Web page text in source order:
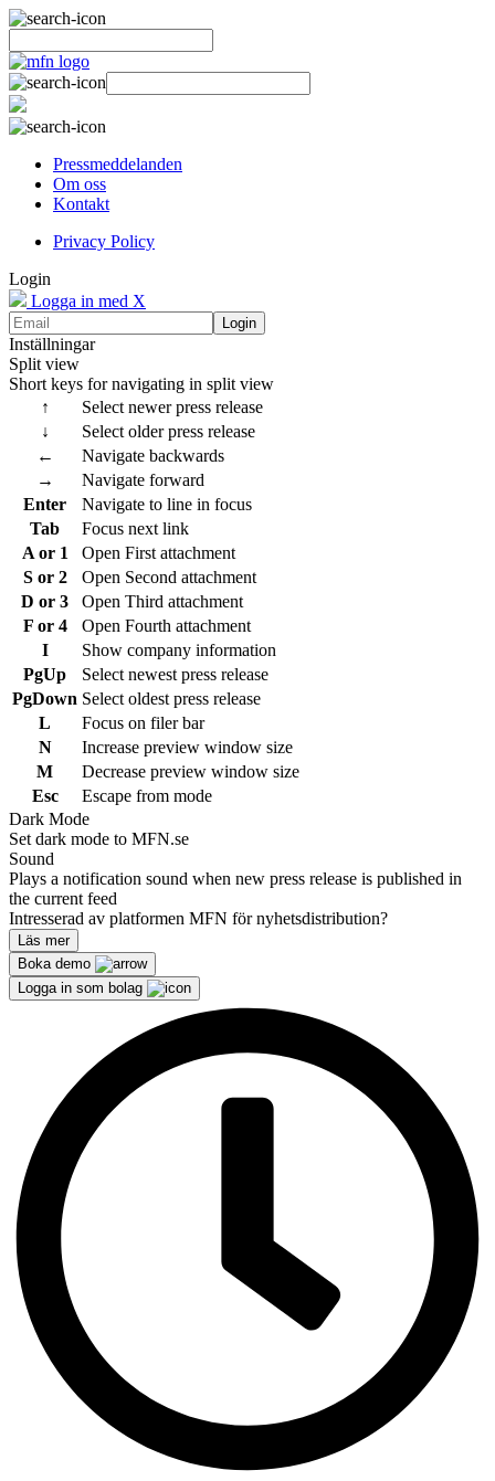
Pressmeddelanden
Om oss
Kontakt
Privacy Policy
Login
Logga in med X
Login
Inställningar
Split view
Short keys for navigating in split view
↑
Select newer press release
↓
Select older press release
←
Navigate backwards
→
Navigate forward
Enter
Navigate to line in focus
Tab
Focus next link
A or 1
Open First attachment
S or 2
Open Second attachment
D or 3
Open Third attachment
F or 4
Open Fourth attachment
I
Show company information
PgUp
Select newest press release
PgDown Select oldest press release
L
Focus on filer bar
N
Increase preview window size
M
Decrease preview window size
Esc
Escape from mode
Dark Mode
Set dark mode to MFN.se
Sound
Plays a notification sound when new press release is published in
the current feed
Intresserad av platformen MFN för nyhetsdistribution?
Läs mer
Boka demo
Logga in som bolag